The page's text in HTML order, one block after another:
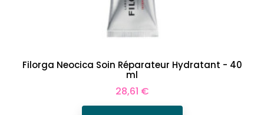
Filorga Neocica Soin Réparateur Hydratant - 40
ml
Prix
28,61 €